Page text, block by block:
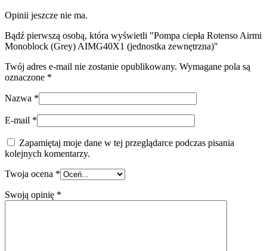
Opinii jeszcze nie ma.
Bądź pierwszą osobą, która wyświetli "Pompa ciepła Rotenso Airmi
Monoblock (Grey) AIMG40X1 (jednostka zewnętrzna)"
Twój adres e-mail nie zostanie opublikowany. Wymagane pola są
oznaczone *
Nazwa *
E-mail *
Zapamiętaj moje dane w tej przeglądarce podczas pisania
kolejnych komentarzy.
Twoja ocena *
Swoją opinię *